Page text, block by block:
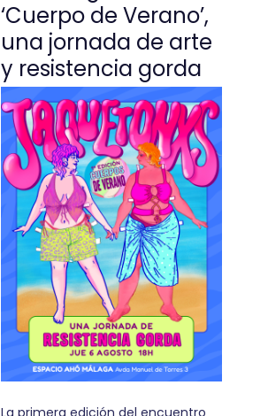
‘Cuerpo de Verano’,
una jornada de arte
y resistencia gorda